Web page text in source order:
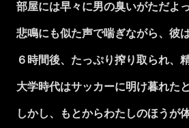
部屋には早々に男の臭いがただよ
悲鳴にも似た声で喘ぎながら、彼
６時間後、たっぷり搾り取られ、
大学時代はサッカーに明け暮れた
しかし、もとからわたしのほうが